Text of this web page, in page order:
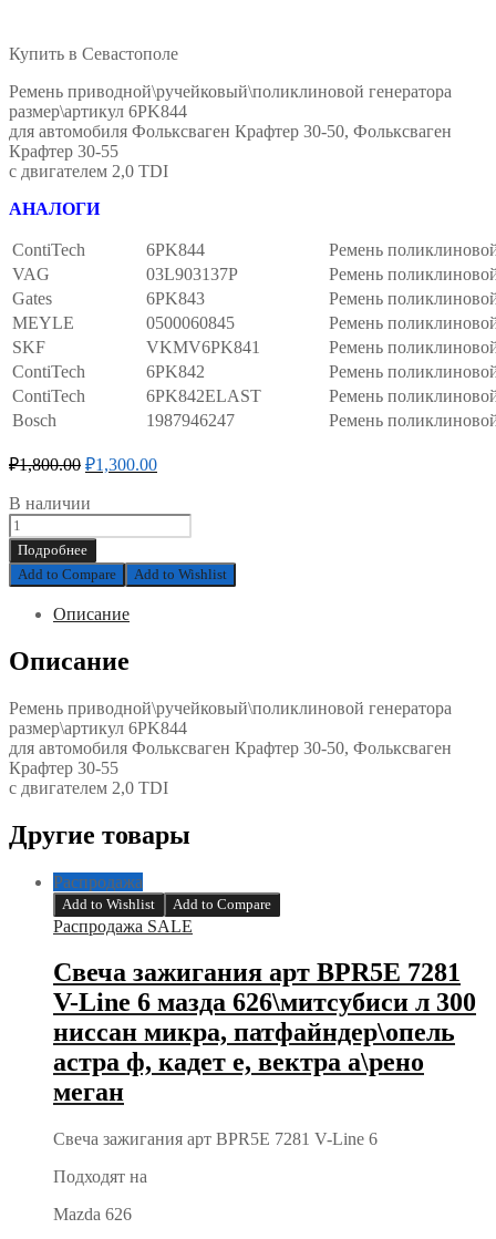
Купить в Севастополе
Ремень приводной\ручейковый\поликлиновой генератора
размер\артикул 6PK844
для автомобиля Фольксваген Крафтер 30-50, Фольксваген
Крафтер 30-55
с двигателем 2,0 TDI
АНАЛОГИ
ContiTech 6PK844
Ремень
VAG
03L903137P
Ремень
Gates
6PK843
Ремень
MEYLE
0500060845
Ремень
SKF
VKMV6PK841
Ремень
ContiTech
6PK842
Ремень
ContiTech
6PK842ELAST
Ремень
Bosch
1987946247 Ремень
₽1,800.00 ₽1,300.00
В наличии
Ремень
приводной\ручейковый\поликлиновой
генератора
размер\артикул
Фольксваген
30-
50,
Фольксваген
Крафтер
30-
55
двигателем
TDI
quantity
Подробнее
Add to Compare
Add to Wishlist
Описание
Описание
Ремень приводной\ручейковый\поликлиновой генератора
размер\артикул 6PK844
для автомобиля Фольксваген Крафтер 30-50, Фольксваген
Крафтер 30-55
с двигателем 2,0 TDI
Другие товары
Распродажа
Add to Wishlist Add to Compare
Распродажа SALE
Свеча зажигания арт BPR5E 7281
V-Line 6 мазда 626\митсубиси л 300
ниссан микра, патфайндер\опель
астра ф, кадет е, вектра а\рено
меган
Свеча зажигания арт BPR5E 7281 V-Line 6
Подходят на
Mazda 626